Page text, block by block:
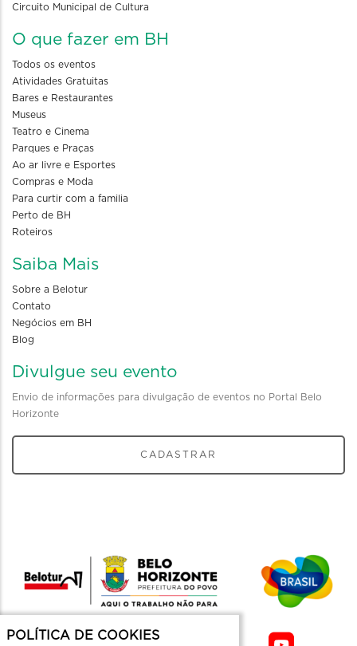
Circuito Municipal de Cultura
O que fazer em BH
Todos os eventos
Atividades Gratuitas
Bares e Restaurantes
Museus
Teatro e Cinema
Parques e Praças
Ao ar livre e Esportes
Compras e Moda
Para curtir com a familia
Perto de BH
Roteiros
Saiba Mais
Sobre a Belotur
Contato
Negócios em BH
Blog
Divulgue seu evento
Envio de informações para divulgação de eventos no Portal Belo
Horizonte
CADASTRAR
POLÍTICA DE COOKIES